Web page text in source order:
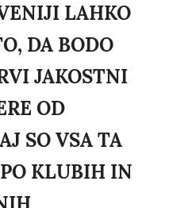
LAHKO
DA BODO
JAKOSTNI
OD
SO VSA TA
KLUBIH IN